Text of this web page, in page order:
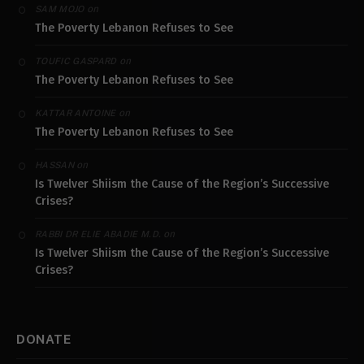
SAM MOJO on
The Poverty Lebanon Refuses to See
TOUFIC GASPARD on
The Poverty Lebanon Refuses to See
KATTAR ANTOINEon
The Poverty Lebanon Refuses to See
HASSANon
Is Twelver Shiism the Cause of the Region’s Successive
Crises?
RABBI DR ELIE ABADIE M.D. on
Is Twelver Shiism the Cause of the Region’s Successive
Crises?
DONATE